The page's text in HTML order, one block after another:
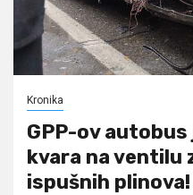
Kronika
GPP-ov
kvara na ventilu
ispušnih plinova!